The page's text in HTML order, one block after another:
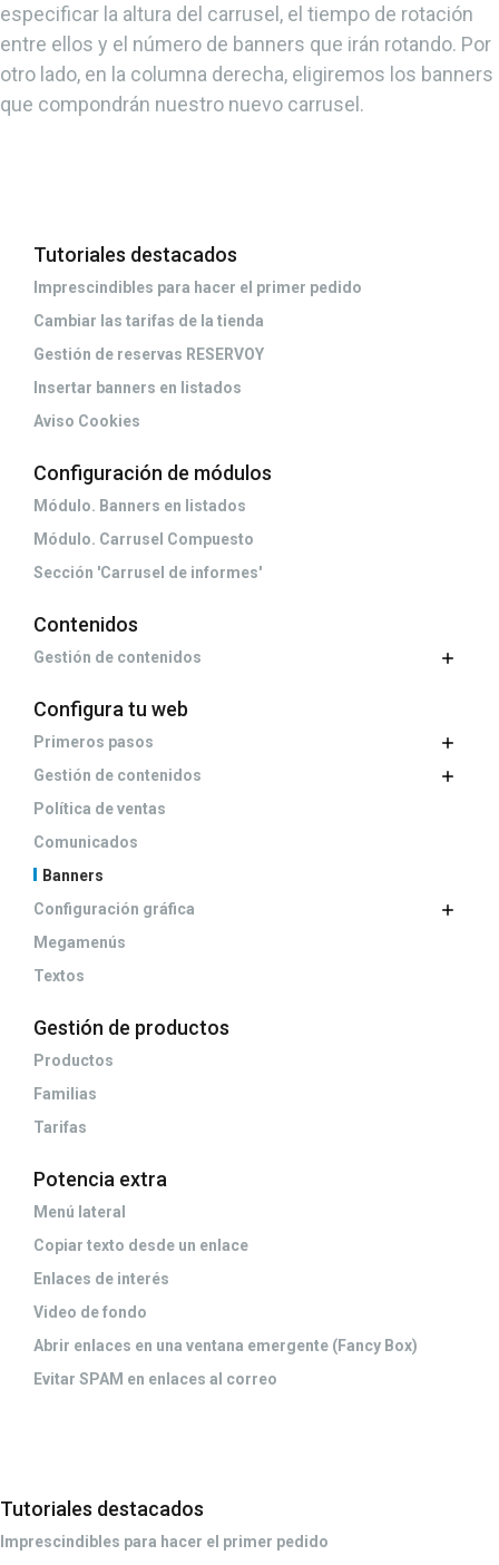
especificar la altura del carrusel, el tiempo de rotación
entre ellos y el número de banners que irán rotando. Por
otro lado, en la columna derecha, eligiremos los banners
que compondrán nuestro nuevo carrusel.
Tutoriales destacados
Imprescindibles para hacer el primer pedido
Cambiar las tarifas de la tienda
Gestión de reservas RESERVOY
Insertar banners en listados
Aviso Cookies
Configuración de módulos
Módulo. Banners en listados
Módulo. Carrusel Compuesto
Sección 'Carrusel de informes'
Contenidos
Gestión de contenidos
Configura tu web
Primeros pasos
Gestión de contenidos
Política de ventas
Comunicados
Banners
Configuración gráfica
Megamenús
Textos
Gestión de productos
Productos
Familias
Tarifas
Potencia extra
Menú lateral
Copiar texto desde un enlace
Enlaces de interés
Video de fondo
Abrir enlaces en una ventana emergente (Fancy Box)
Evitar SPAM en enlaces al correo
Tutoriales destacados
Imprescindibles para hacer el primer pedido